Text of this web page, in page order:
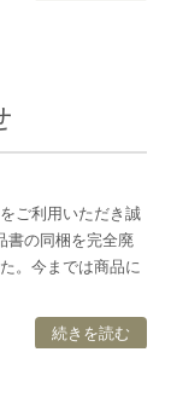
ご利用いただき誠
書の同梱を完全廃
。今までは商品に
続きを読む